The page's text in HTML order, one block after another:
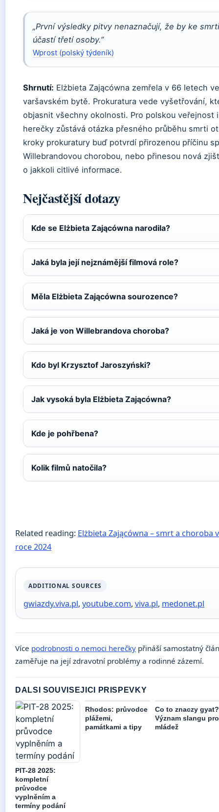
„První výsledky pitvy nenaznačují, že by ke
účastí třetí osoby.”
Wprost (polský týdeník)
Shrnutí: Elżbieta Zającówna zemřela v 66 letech
varšavském bytě. Prokuratura vede vyšetřování,
objasnit všechny okolnosti. Pro polskou veřejnost
herečky zůstává otázka přesného průběhu smrti
kroky prokuratury buď potvrdí přirozenou příčinu
Willebrandovou chorobou, nebo přinesou nová
o jakkoli citlivé informace.
Nejčastější dotazy
Kde se Elżbieta Zającówna narodila?
Jaká byla její nejznámější filmová role?
Měla Elżbieta Zającówna sourozence?
Jaká je von Willebrandova choroba?
Kdo byl Krzysztof Jaroszyński?
Jak vysoká byla Elżbieta Zającówna?
Kde je pohřbena?
Kolik filmů natočila?
Related reading: Elżbieta Zającówna – smrt a choroba
roce 2024
ADDITIONAL SOURCES
gwiazdy.viva.pl, youtube.com, viva.pl, medonet.pl
Více podrobnosti o nemoci herečky přináší samostatný
zaměřuje na její zdravotní problémy a rodinné zázemí.
DALSI SOUVISEJICI PRISPEVKY
PIT-28 2025:
kompletní
průvodce
vyplněním a
termíny podání
Rhodos: průvodce
plážemi,
památkami a tipy
Co to znaczy gyat?
Význam slangu pro
mládež